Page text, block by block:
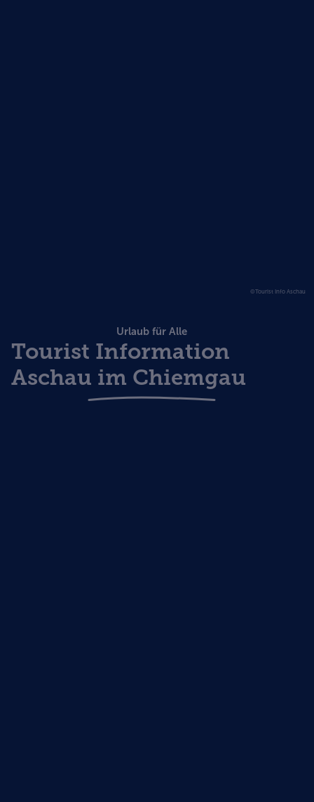
©Tourist Info Aschau
Urlaub für Alle
Tourist Information
Aschau im Chiemgau